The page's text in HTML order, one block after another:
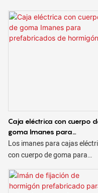
Caja eléctrica con cuerpo
goma Imanes para
prefabricados de
Los imanes para cajas
con cuerpo de goma para
hormigón prefabricado
una instalación y extracción
fácil y eficiente de cajas